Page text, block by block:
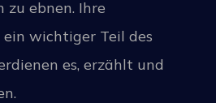
zu ebnen. Ihre
ein wichtiger Teil des
es, erzählt und